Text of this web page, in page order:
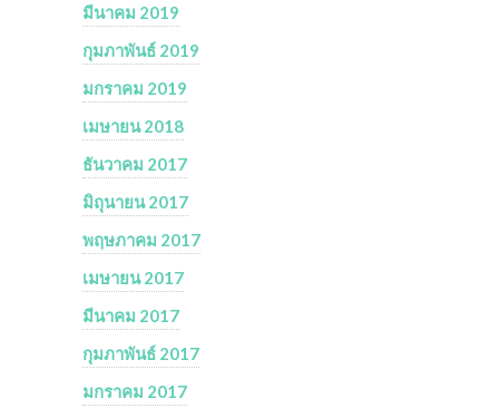
มีนาคม 2019
กุมภาพันธ์ 2019
มกราคม 2019
เมษายน 2018
ธันวาคม 2017
มิถุนายน 2017
พฤษภาคม 2017
เมษายน 2017
มีนาคม 2017
กุมภาพันธ์ 2017
มกราคม 2017